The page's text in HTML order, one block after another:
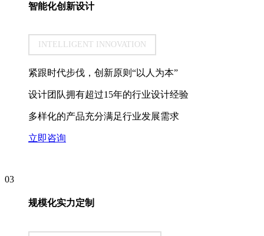
智能化创新设计
INTELLIGENT INNOVATION
紧跟时代步伐，创新原则“以人为本”
设计团队拥有超过15年的行业设计经验
多样化的产品充分满足行业发展需求
立即咨询
03
规模化实力定制